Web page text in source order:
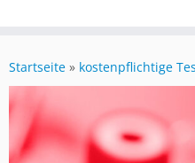
Startseite » kostenpflichtige